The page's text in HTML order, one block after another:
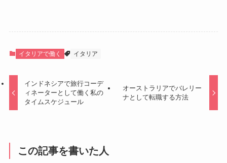
イタリアで働く イタリア
インドネシアで旅行コーデ
ィネーターとして働く私の
タイムスケジュール
オーストラリアでバレリー
ナとして転職する方法
この記事を書いた人